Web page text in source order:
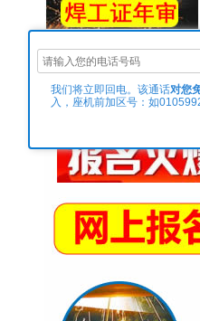
我们将立即回电。该通话对您
入，座机前加区号：如